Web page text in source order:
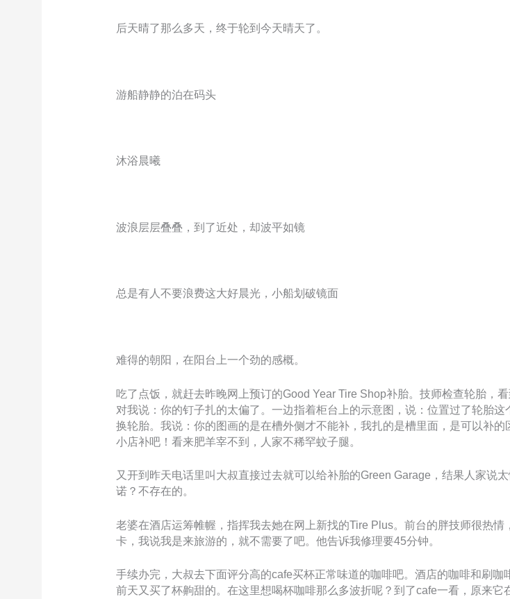
后天晴了那么多天，终于轮到今天晴天了。
游船静静的泊在码头
沐浴晨曦
波浪层层叠叠，到了近处，却波平如镜
总是有人不要浪费这大好晨光，小船划破镜面
难得的朝阳，在阳台上一个劲的感概。
吃了点饭，就赶去昨晚网上预订的Good Year Tire Shop补胎。技师检查轮胎，看
对我说：你的钉子扎的太偏了。一边指着柜台上的示意图，说：位置过了轮胎这
换轮胎。我说：你的图画的是在槽外侧才不能补，我扎的是槽里面，是可以补的
小店补吧！看来肥羊宰不到，人家不稀罕蚊子腿。
又开到昨天电话里叫大叔直接过去就可以给补胎的Green Garage，结果人家说
诺？不存在的。
老婆在酒店运筹帷幄，指挥我去她在网上新找的Tire Plus。前台的胖技师很热情
卡，我说我是来旅游的，就不需要了吧。他告诉我修理要45分钟。
手续办完，大叔去下面评分高的cafe买杯正常味道的咖啡吧。酒店的咖啡和刷咖
前天又买了杯齁甜的。在这里想喝杯咖啡那么多波折呢？到了cafe一看，原来它